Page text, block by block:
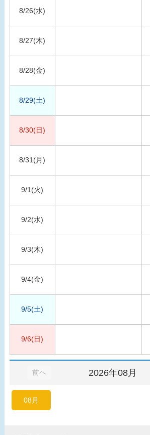
8/26(水)
8/27(木)
8/28(金)
8/29(土)
8/30(日)
8/31(月)
9/1(火)
9/2(水)
9/3(木)
9/4(金)
9/5(土)
9/6(日)
前へ 2026年08月
08月